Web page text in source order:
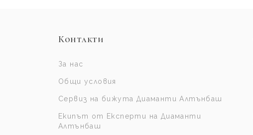
Контакти
За нас
Общи условия
Сервиз на бижута Диаманти Алтънбаш
Екипът от Експерти на Диаманти
Алтънбаш